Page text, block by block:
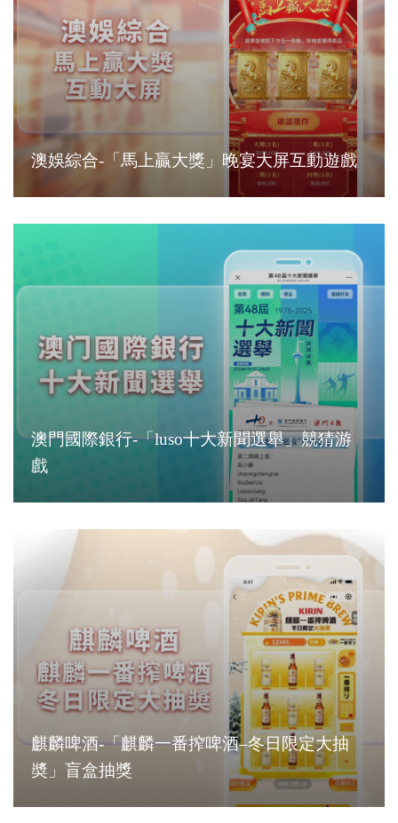
澳娛綜合-「馬上贏大獎」晚宴大屏互動遊戲
澳門國際銀行-「luso十大新聞選舉」競猜游
戲
麒麟啤酒-「麒麟一番搾啤酒–冬日限定大抽
奬」盲盒抽獎